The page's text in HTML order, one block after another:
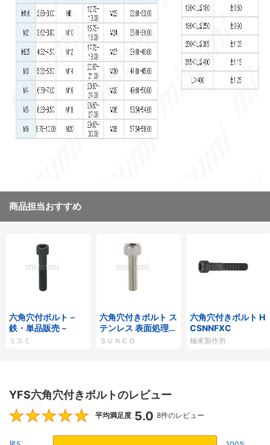
商品担当おすすめ
六角穴付ボルト－
鉄・単品販売－
ミスミ
六角穴付きボルト ス
テンレス 表面処理な
し 全ねじ
ＳＵＮＣＯ
六角穴付きボルト H
CSNNFXC
極東製作所
YFS六角穴付きボルトのレビュー
5
平均満足度 5.0 8件のレビュー